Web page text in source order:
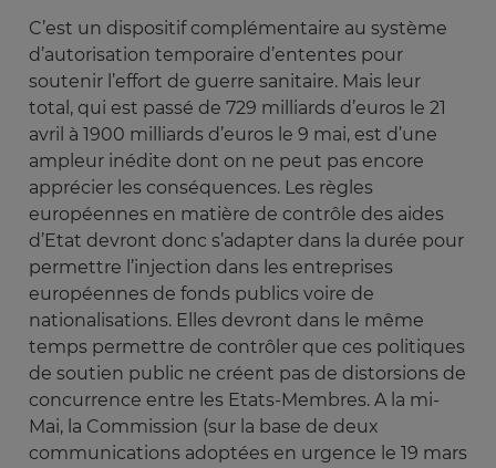
C’est un dispositif complémentaire au système
d’autorisation temporaire d’ententes pour
soutenir l’effort de guerre sanitaire. Mais leur
total, qui est passé de 729 milliards d’euros le 21
avril à 1900 milliards d’euros le 9 mai, est d’une
ampleur inédite dont on ne peut pas encore
apprécier les conséquences. Les règles
européennes en matière de contrôle des aides
d’Etat devront donc s’adapter dans la durée pour
permettre l’injection dans les entreprises
européennes de fonds publics voire de
nationalisations. Elles devront dans le même
temps permettre de contrôler que ces politiques
de soutien public ne créent pas de distorsions de
concurrence entre les Etats-Membres. A la mi-
Mai, la Commission (sur la base de deux
communications adoptées en urgence le 19 mars